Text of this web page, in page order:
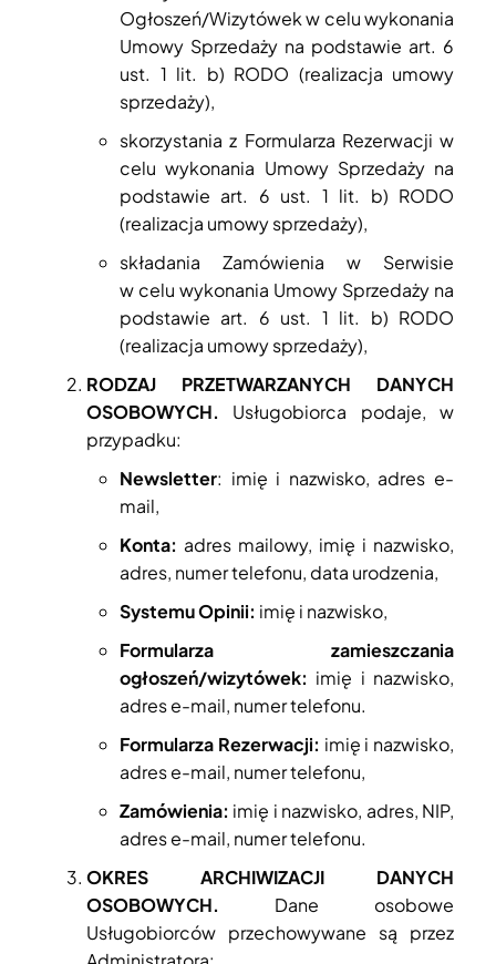
Ogłoszeń/Wizytówek w celu wykonania
Umowy Sprzedaży na podstawie art. 6
ust. 1 lit. b) RODO (realizacja umowy
sprzedaży),
skorzystania z Formularza Rezerwacji w
celu wykonania Umowy Sprzedaży na
podstawie art. 6 ust. 1 lit. b) RODO
(realizacja umowy sprzedaży),
składania Zamówienia w Serwisie
w celu wykonania Umowy Sprzedaży na
podstawie art. 6 ust. 1 lit. b) RODO
(realizacja umowy sprzedaży),
RODZAJ PRZETWARZANYCH DANYCH
OSOBOWYCH. Usługobiorca podaje, w
przypadku:
Newsletter: imię i nazwisko, adres e-
mail,
Konta: adres mailowy, imię i nazwisko,
adres, numer telefonu, data urodzenia,
Systemu Opinii: imię i nazwisko,
Formularza zamieszczania
ogłoszeń/wizytówek: imię i nazwisko,
adres e-mail, numer telefonu.
Formularza Rezerwacji: imię i nazwisko,
adres e-mail, numer telefonu,
Zamówienia: imię i nazwisko, adres, NIP,
adres e-mail, numer telefonu.
OKRES ARCHIWIZACJI DANYCH
OSOBOWYCH. Dane osobowe
Usługobiorców przechowywane są przez